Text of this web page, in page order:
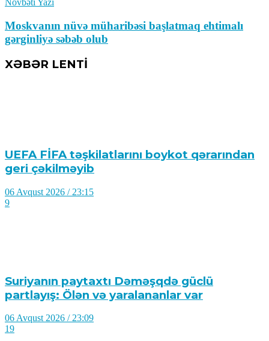
Növbəti Yazı
Moskvanın nüvə müharibəsi başlatmaq ehtimalı
gərginliyə səbəb olub
XƏBƏR LENTİ
UEFA FİFA təşkilatlarını boykot qərarından
geri çəkilməyib
06 Avqust 2026 / 23:15
9
Suriyanın paytaxtı Dəməşqdə güclü
partlayış: Ölən və yaralananlar var
06 Avqust 2026 / 23:09
19